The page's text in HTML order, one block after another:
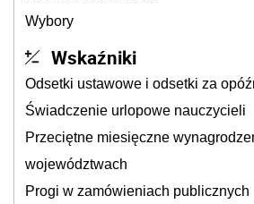
Wybory
Wskaźniki
Odsetki ustawowe i odsetki za
Świadczenie urlopowe nauczycieli
Przeciętne miesięczne
województwach
Progi w zamówieniach publicznych